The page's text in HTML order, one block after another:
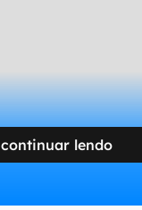
continuar lendo